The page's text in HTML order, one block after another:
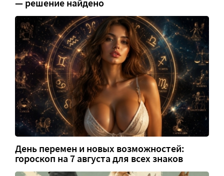
— решение найдено
День перемен и новых возможностей:
гороскоп на 7 августа для всех знаков